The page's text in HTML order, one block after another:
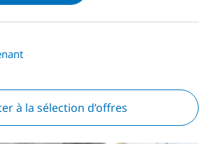
à la sélection d’offres